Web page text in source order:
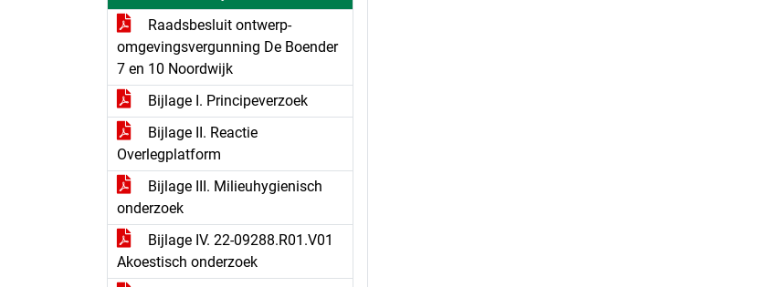
Raadsbesluit ontwerp-
omgevingsvergunning De Boender
7 en 10 Noordwijk
Bijlage I. Principeverzoek
Bijlage II. Reactie
Overlegplatform
Bijlage III. Milieuhygienisch
onderzoek
Bijlage IV. 22-09288.R01.V01
Akoestisch onderzoek